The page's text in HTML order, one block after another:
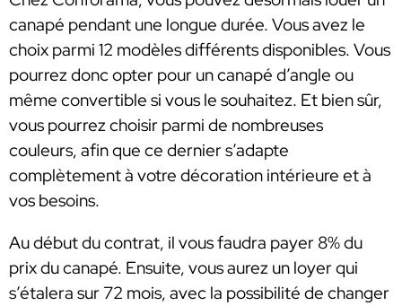
canapé pendant une longue durée. Vous avez le
choix parmi 12 modèles différents disponibles. Vous
pourrez donc opter pour un canapé d’angle ou
même convertible si vous le souhaitez. Et bien sûr,
vous pourrez choisir parmi de nombreuses
couleurs, afin que ce dernier s’adapte
complètement à votre décoration intérieure et à
vos besoins.
Au début du contrat, il vous faudra payer 8% du
prix du canapé. Ensuite, vous aurez un loyer qui
s’étalera sur 72 mois, avec la possibilité de changer